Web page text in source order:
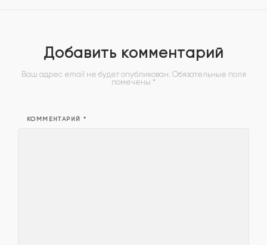
Добавить комментарий
Ваш адрес email не будет опубликован. Обязательные поля
помечены *
КОММЕНТАРИЙ *